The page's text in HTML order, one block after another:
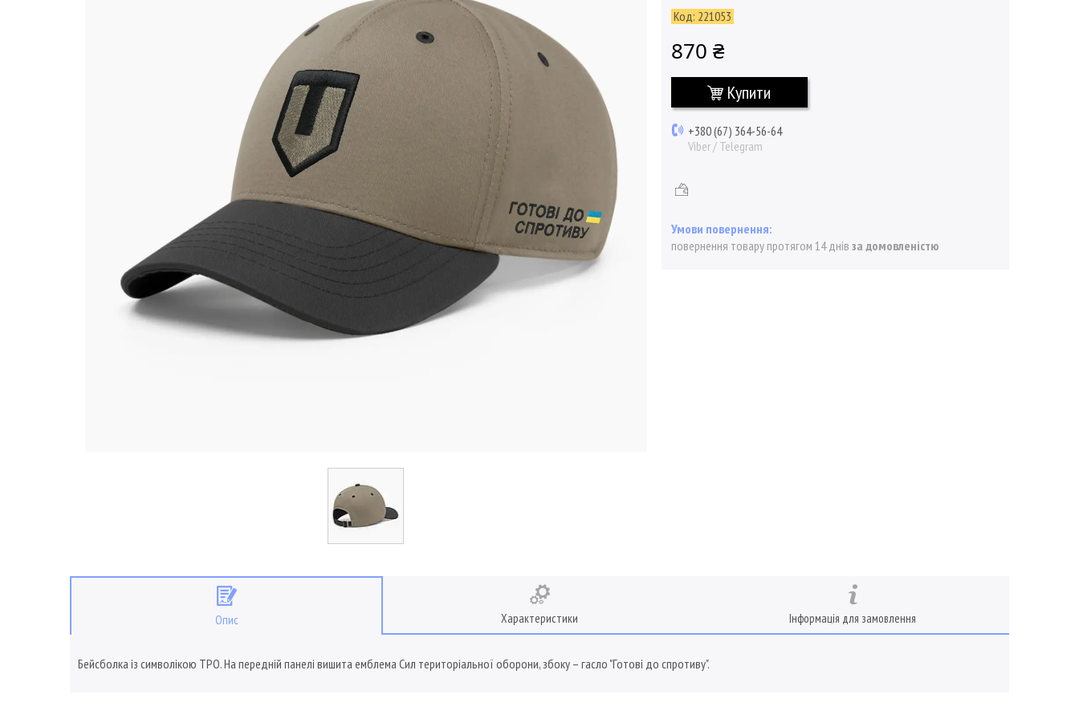
Код: 221053
870 ₴
Купити
+380 (67) 364-56-64
Viber / Telegram
повернення товару протягом 14 днів за домовленістю
Опис Характеристики Інформація для замовлення
Бейсболка із символікою ТРО. На передній панелі вишита емблема Сил територіальної оборони, збоку – гасло "Готові до спротиву".